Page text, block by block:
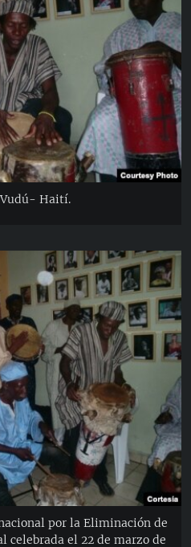
EN CUBA
Haití.
por la Eliminación de
celebrada el 22 de marzo de